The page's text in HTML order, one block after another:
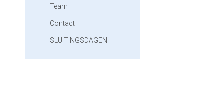
Team
Contact
SLUITINGSDAGEN